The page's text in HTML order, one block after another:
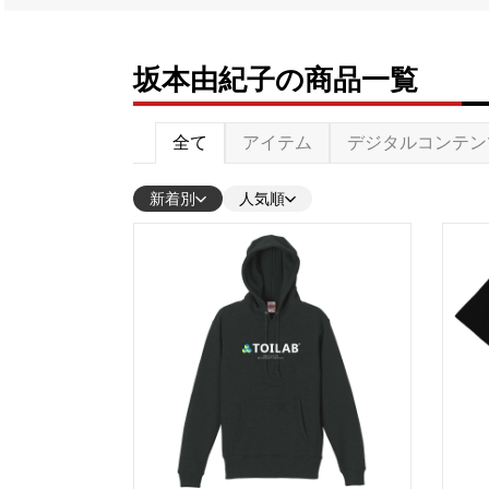
坂本由紀子の商品一覧
全て アイテム デジタルコンテ
新着別 人気順